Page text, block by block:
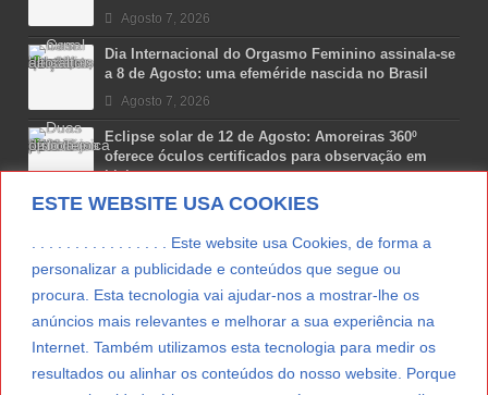
ESTE WEBSITE USA COOKIES
. . . . . . . . . . . . . . . . Este website usa Cookies, de forma a
personalizar a publicidade e conteúdos que segue ou
procura. Esta tecnologia vai ajudar-nos a mostrar-lhe os
anúncios mais relevantes e melhorar a sua experiência na
Internet. Também utilizamos esta tecnologia para medir os
resultados ou alinhar os conteúdos do nosso website. Porque
Agosto 7, 2026
Dia Internacional do Orgasmo Feminino assinala-se
a 8 de Agosto: uma efeméride nascida no Brasil
Agosto 7, 2026
Eclipse solar de 12 de Agosto: Amoreiras 360º
oferece óculos certificados para observação em
Lisboa
Agosto 7, 2026
Lua Afonso vence prémio internacional de liderança
Agosto 7, 2026
Preparar o carro para as férias de Verão
Agosto 5, 2026